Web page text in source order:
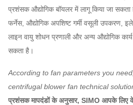
प्रशंसक औद्योगिक बॉयलर में लागू किया जा सकता
फर्नेस, औद्योगिक अपशिष्ट गर्मी वसूली उपकरण,
लाइन वायु शोधन प्रणाली और अन्य औद्योगिक
सकता है।
According to fan parameters you
centrifugal blower fan technical
प्रशंसक मापदंडों के अनुसार, SIMO आपके लिए